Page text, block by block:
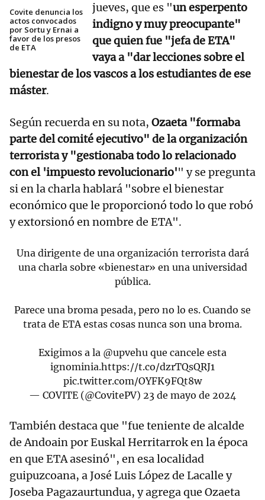
Covite denuncia los
actos convocados
por Sortu y Ernai a
favor de los presos
de ETA
jueves, que es "un esperpento
indigno y muy preocupante"
que quien fue "jefa de ETA"
vaya a "dar lecciones sobre el
bienestar de los vascos a los estudiantes de ese
máster.
Según recuerda en su nota, Ozaeta "formaba
parte del comité ejecutivo" de la organización
terrorista y "gestionaba todo lo relacionado
con el 'impuesto revolucionario'" y se pregunta
si en la charla hablará "sobre el bienestar
económico que le proporcionó todo lo que robó
y extorsionó en nombre de ETA".
Una dirigente de una organización terrorista dará
una charla sobre «bienestar» en una universidad
pública.
Parece una broma pesada, pero no lo es. Cuando se
trata de ETA estas cosas nunca son una broma.
Exigimos a la @upvehu que cancele esta
ignominia.https://t.co/dzrTQsQRJ1
pic.twitter.com/OYFK9FQt8w
— COVITE (@CovitePV) 23 de mayo de 2024
También destaca que "fue teniente de alcalde
de Andoain por Euskal Herritarrok en la época
en que ETA asesinó", en esa localidad
guipuzcoana, a José Luis López de Lacalle y
Joseba Pagazaurtundua, y agrega que Ozaeta